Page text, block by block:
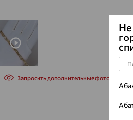
Запросить дополнительные фото
Не